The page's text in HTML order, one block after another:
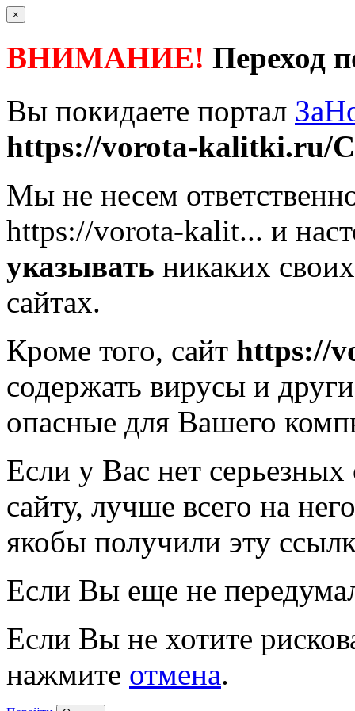
×
ВНИМАНИЕ! Переход
Вы покидаете портал
https://vorota-kalitki.ru/
Мы не несем
https://vorota-kalit... и
указывать никаких
сайтах.
Кроме того, сайт https://
содержать вирусы и
опасные для Вашего
Если у Вас нет
сайту, лучше всего на
якобы получили эту
Если Вы еще не
Если Вы не хотите
нажмите отмена.